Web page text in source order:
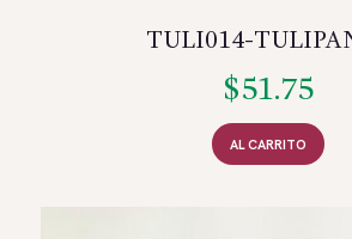
TULI014-
$51.75
AL CARRITO